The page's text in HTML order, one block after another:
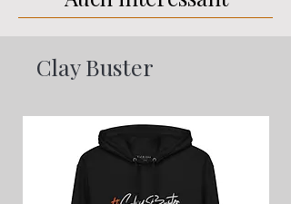
Clay Buster